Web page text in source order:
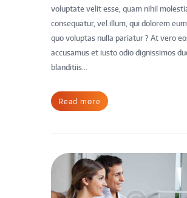
voluptate velit esse, quam nihil
consequatur, vel illum, qui dolorem
quo voluptas nulla pariatur ? At vero
accusamus et iusto odio dignissimos
blanditiis...
Read more